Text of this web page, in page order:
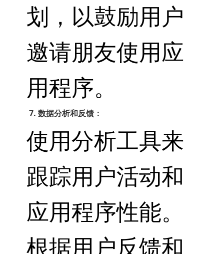
划，以鼓励用户
邀请朋友使用应
用程序。
7. 数据分析和反馈：
使用分析工具来
跟踪用户活动和
应用程序性能。
根据用户反馈和